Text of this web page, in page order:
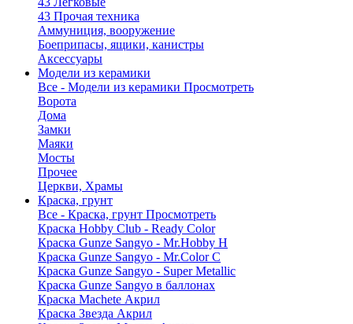
43 Прочая техника
Аммуниция, вооружение
Боеприпасы, ящики, канистры
Аксессуары
Модели из керамики
Все - Модели из керамики Просмотреть
Ворота
Дома
Замки
Маяки
Мосты
Прочее
Церкви, Храмы
Краска, грунт
Все - Краска, грунт Просмотреть
Краска Hobby Club - Ready Color
Краска Gunze Sangyo - Mr.Hobby H
Краска Gunze Sangyo - Mr.Color C
Краска Gunze Sangyo - Super Metallic
Краска Gunze Sangyo в баллонах
Краска Machete Акрил
Краска Звезда Акрил